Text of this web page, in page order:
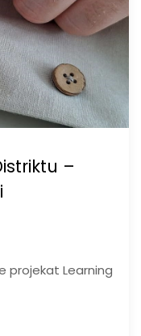
–
projekat Learning